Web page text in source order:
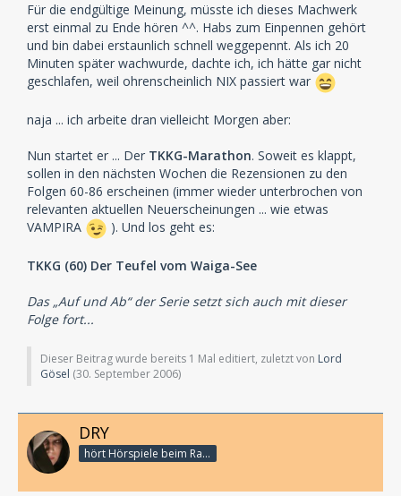
Für die endgültige Meinung, müsste ich dieses Machwerk
erst einmal zu Ende hören ^^. Habs zum Einpennen gehört
und bin dabei erstaunlich schnell weggepennt. Als ich 20
Minuten später wachwurde, dachte ich, ich hätte gar nicht
geschlafen, weil ohrenscheinlich NIX passiert war
naja ... ich arbeite dran vielleicht Morgen aber:
Nun startet er ... Der TKKG-Marathon. Soweit es klappt,
sollen in den nächsten Wochen die Rezensionen zu den
Folgen 60-86 erscheinen (immer wieder unterbrochen von
relevanten aktuellen Neuerscheinungen ... wie etwas
VAMPIRA
). Und los geht es:
TKKG (60) Der Teufel vom Waiga-See
Das „Auf und Ab“ der Serie setzt sich auch mit dieser
Folge fort...
Dieser Beitrag wurde bereits 1 Mal editiert, zuletzt von Lord
Gösel (30. September 2006)
DRY
hört Hörspiele beim Rasenmähen